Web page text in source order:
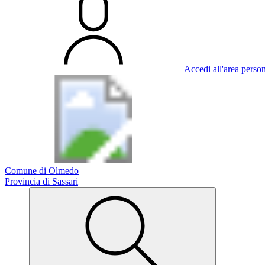
Accedi all'area
Comune di Olmedo
Provincia di Sassari